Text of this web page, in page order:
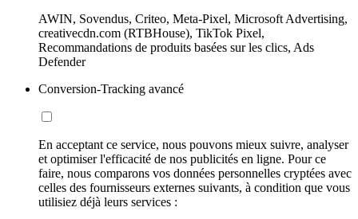
AWIN, Sovendus, Criteo, Meta-Pixel, Microsoft Advertising,
creativecdn.com (RTBHouse), TikTok Pixel,
Recommandations de produits basées sur les clics, Ads
Defender
Conversion-Tracking avancé
En acceptant ce service, nous pouvons mieux suivre, analyser
et optimiser l'efficacité de nos publicités en ligne. Pour ce
faire, nous comparons vos données personnelles cryptées avec
celles des fournisseurs externes suivants, à condition que vous
utilisiez déjà leurs services :